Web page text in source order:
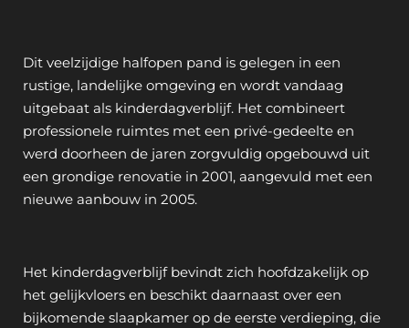
Dit veelzijdige halfopen pand is gelegen in een
rustige, landelijke omgeving en wordt vandaag
uitgebaat als kinderdagverblijf. Het combineert
professionele ruimtes met een privé-gedeelte en
werd doorheen de jaren zorgvuldig opgebouwd uit
een grondige renovatie in 2001, aangevuld met een
nieuwe aanbouw in 2005.
Het kinderdagverblijf bevindt zich hoofdzakelijk op
het gelijkvloers en beschikt daarnaast over een
bijkomende slaapkamer op de eerste verdieping, die